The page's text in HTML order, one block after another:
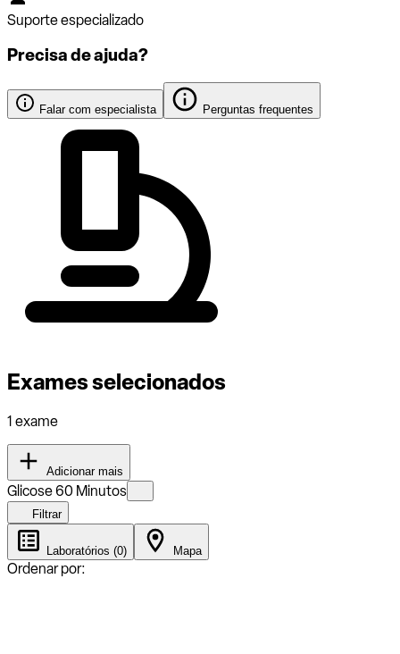
Suporte especializado
Precisa de ajuda?
Falar com especialista Perguntas frequentes
Exames selecionados
1 exame
Adicionar mais
Glicose 60 Minutos
Filtrar
Laboratórios (0) Mapa
Ordenar por: